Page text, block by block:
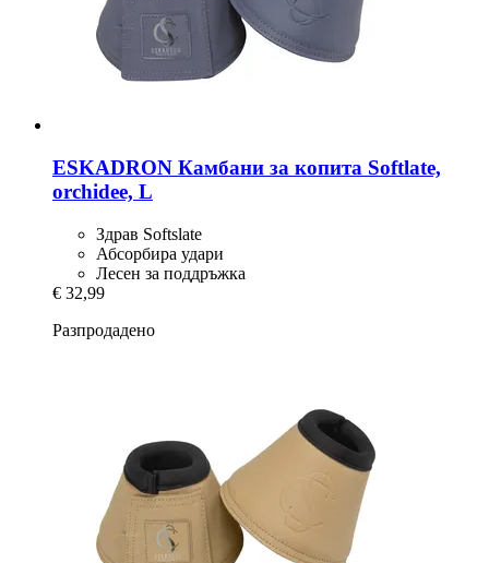
ESKADRON Камбани за копита Softlate,
orchidee, L
Здрав Softslate
Абсорбира удари
Лесен за поддръжка
€ 32,99
Разпродадено